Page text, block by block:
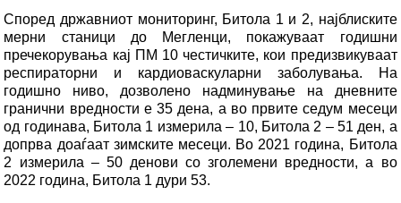
Според државниот мониторинг, Битола 1 и 2, најблиските
мерни станици до Мегленци, покажуваат годишни
пречекорувања кај ПМ 10 честичките, кои предизвикуваат
респираторни и кардиоваскуларни заболувања. На
годишно ниво, дозволено надминување на дневните
гранични вредности е 35 дена, а во првите седум месеци
од годинава, Битола 1 измерила – 10, Битола 2 – 51 ден, а
допрва доаѓаат зимските месеци. Во 2021 година, Битола
2 измерила – 50 денови со зголемени вредности, а во
2022 година, Битола 1 дури 53.